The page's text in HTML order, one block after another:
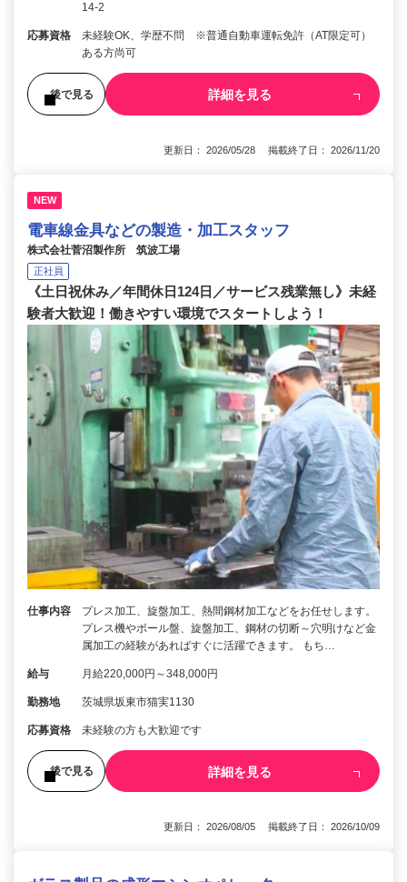
14-2
応募資格
未経験OK、学歴不問 ※普通自動車運転免許（AT限定可）
ある方尚可
後で見る 詳細を見る
更新日： 2026/05/28 掲載終了日： 2026/11/20
NEW
電車線金具などの製造・加工スタッフ
株式会社菅沼製作所 筑波工場
正社員
《土日祝休み／年間休日124日／サービス残業無し》未経
験者大歓迎！働きやすい環境でスタートしよう！
仕事内容
プレス加工、旋盤加工、熱間鋼材加工などをお任せします。
プレス機やボール盤、旋盤加工、鋼材の切断～穴明けなど金
属加工の経験があればすぐに活躍できます。 もち…
給与 月給220,000円～348,000円
勤務地 茨城県坂東市猫実1130
応募資格 未経験の方も大歓迎です
後で見る 詳細を見る
更新日： 2026/08/05 掲載終了日： 2026/10/09